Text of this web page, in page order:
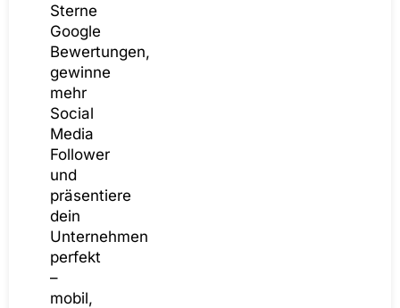
Sterne
Google
Bewertungen,
gewinne
mehr
Social
Media
Follower
und
präsentiere
dein
Unternehmen
perfekt
–
mobil,